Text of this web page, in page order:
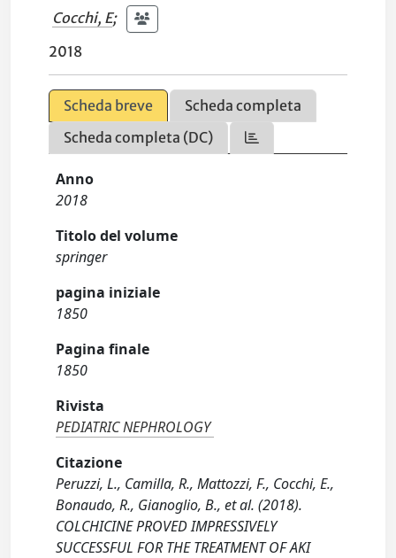
Cocchi, E;
2018
Scheda breve
Scheda completa
Scheda completa (DC)
Anno
2018
Titolo del volume
springer
pagina iniziale
1850
Pagina finale
1850
Rivista
PEDIATRIC NEPHROLOGY
Citazione
Peruzzi, L., Camilla, R., Mattozzi, F., Cocchi, E.,
Bonaudo, R., Gianoglio, B., et al. (2018).
COLCHICINE PROVED IMPRESSIVELY
SUCCESSFUL FOR THE TREATMENT OF AKI